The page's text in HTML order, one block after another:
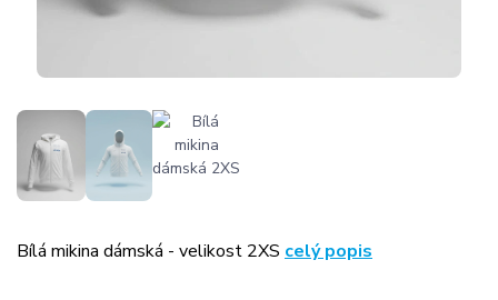
Bílá mikina dámská - velikost 2XS celý popis